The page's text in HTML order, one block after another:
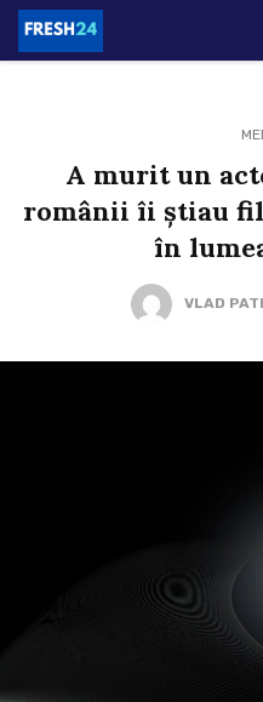
A murit un
românii îi știau
în
VLAD